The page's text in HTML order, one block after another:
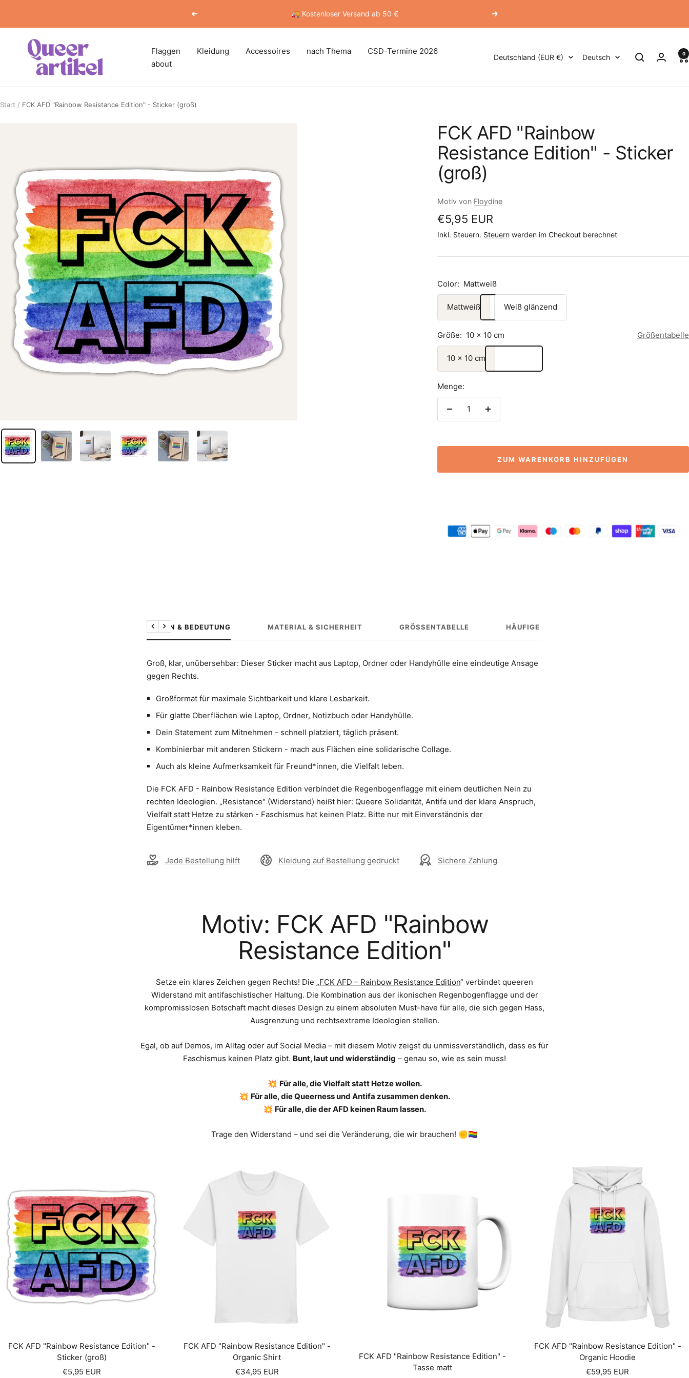
Zurück 🚚 Kostenloser Versand ab 50 € Weiter
Flaggen Kleidung Accessoires nach Thema
CSD-Termine 2026
about
Queerartikel
Land/Region
Deutschland (EUR €) Sprache
Deutsch 0
Start FCK AFD "Rainbow Resistance Edition" - Sticker (groß)
FCK AFD "Rainbow
Resistance Edition" - Sticker
(groß)
Motiv von Floydine
Angebotspreis
€5,95 EUR
Inkl. Steuern. Steuernwerden im Checkout berechnet
Color: Mattweiß
Mattweiß Weiß glänzend
Größe: 10 x 10 cm Größentabelle
10 x 10 cm
Menge:
Menge
Menge
ZUM WARENKORB HINZUFÜGEN
DESIGN & BEDEUTUNG MATERIAL & SICHERHEIT GRÖSSENTABELLE HÄUFIGE FRAGEN
ZurückWeiter
Groß, klar, unübersehbar: Dieser Sticker macht aus Laptop, Ordner oder Handyhülle eine eindeutige Ansage
gegen Rechts.
Großformat für maximale Sichtbarkeit und klare Lesbarkeit.
Für glatte Oberflächen wie Laptop, Ordner, Notizbuch oder Handyhülle.
Dein Statement zum Mitnehmen - schnell platziert, täglich präsent.
Kombinierbar mit anderen Stickern - mach aus Flächen eine solidarische Collage.
Auch als kleine Aufmerksamkeit für Freund*innen, die Vielfalt leben.
Die FCK AFD - Rainbow Resistance Edition verbindet die Regenbogenflagge mit einem deutlichen Nein zu
rechten Ideologien. „Resistance" (Widerstand) heißt hier: Queere Solidarität, Antifa und der klare Anspruch,
Vielfalt statt Hetze zu stärken - Faschismus hat keinen Platz. Bitte nur mit Einverständnis der
Eigentümer*innen kleben.
Jede Bestellung hilft Kleidung auf Bestellung gedruckt Sichere Zahlung
Motiv: FCK AFD "Rainbow
Resistance Edition"
Setze ein klares Zeichen gegen Rechts! Die „FCK AFD – Rainbow Resistance Edition“ verbindet queeren
Widerstand mit antifaschistischer Haltung. Die Kombination aus der ikonischen Regenbogenflagge und der
kompromisslosen Botschaft macht dieses Design zu einem absoluten Must-have für alle, die sich gegen Hass,
Ausgrenzung und rechtsextreme Ideologien stellen.
Egal, ob auf Demos, im Alltag oder auf Social Media – mit diesem Motiv zeigst du unmissverständlich, dass es für
Faschismus keinen Platz gibt. Bunt, laut und widerständig – genau so, wie es sein muss!
💥 Für alle, die Vielfalt statt Hetze wollen.
💥 Für alle, die Queerness und Antifa zusammen denken.
💥 Für alle, die der AFD keinen Raum lassen.
Trage den Widerstand – und sei die Veränderung, die wir brauchen! ✊🏳️‍🌈
FCK AFD "Rainbow Resistance Edition" -
Sticker (groß)
Angebotspreis
€5,95 EUR
FCK AFD "Rainbow Resistance Edition" -
Organic Shirt
Angebotspreis
€34,95 EUR
FCK AFD "Rainbow Resistance Edition" -
Tasse matt
FCK AFD "Rainbow Resistance Edition" -
Organic Hoodie
Angebotspreis
€59,95 EUR